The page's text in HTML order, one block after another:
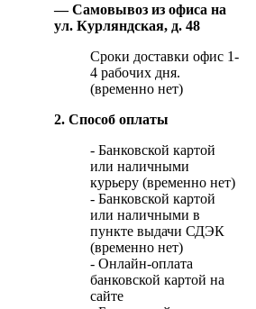
— Самовывоз из офиса на
ул. Курляндская, д. 48
Сроки доставки офис 1-
4 рабочих дня.
(временно нет)
2. Способ оплаты
- Банковской картой
или наличными
курьеру (временно нет)
- Банковской картой
или наличными в
пункте выдачи СДЭК
(временно нет)
- Онлайн-оплата
банковской картой на
сайте